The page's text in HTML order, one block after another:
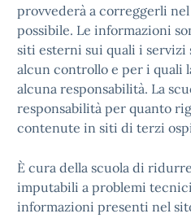
provvederà a correggerli
possibile. Le informazioni
siti esterni sui quali i servizi
alcun controllo e per i quali
alcuna responsabilità. La
responsabilità per quanto
contenute in siti di terzi
È cura della scuola di
imputabili a problemi
informazioni presenti nel